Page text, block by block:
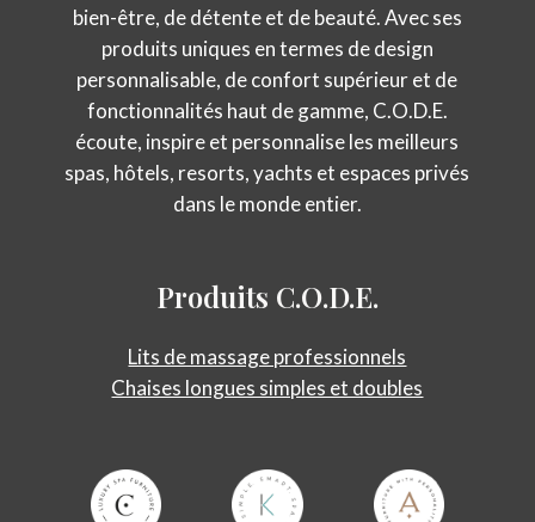
bien-être, de détente et de beauté. Avec ses
produits uniques en termes de design
personnalisable, de confort supérieur et de
fonctionnalités haut de gamme, C.O.D.E.
écoute, inspire et personnalise les meilleurs
spas, hôtels, resorts, yachts et espaces privés
dans le monde entier.
Produits C.O.D.E.
Lits de massage professionnels
Chaises longues simples et doubles